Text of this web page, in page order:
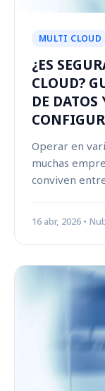
MULTI CLOUD
¿ES
CLOUD?
DE DATOS
Operar en
muchas
conviven
16 abr, 2026 •